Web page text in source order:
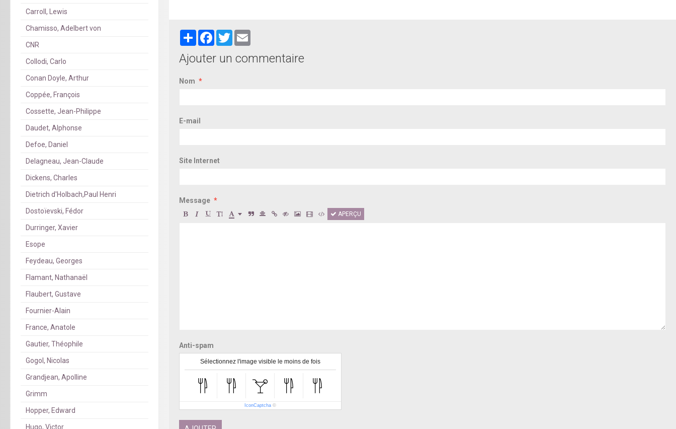
PartagerFacebook
Twitter
Ajouter un commentaire
Nom
E-mail
Site Internet
Message
APERÇU
Anti-spam
Sélectionnez l'image visible le moins de fois
IconCaptcha ©
Carroll, Lewis
Chamisso, Adelbert von
CNR
Collodi, Carlo
Conan Doyle, Arthur
Coppée, François
Cossette, Jean-Philippe
Daudet, Alphonse
Defoe, Daniel
Delagneau, Jean-Claude
Dickens, Charles
Dietrich d'Holbach,Paul Henri
Dostoïevski, Fédor
Durringer, Xavier
Esope
Feydeau, Georges
Flamant, Nathanaël
Flaubert, Gustave
Fournier-Alain
France, Anatole
Gautier, Théophile
Gogol, Nicolas
Grandjean, Apolline
Grimm
Hopper, Edward
Hugo, Victor